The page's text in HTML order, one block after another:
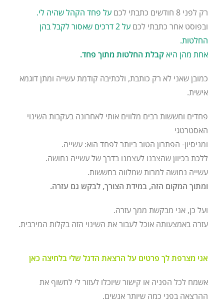
רק לפני 8 חודשים כתבתי לכם
על פחד הקהל שהיה לי.
ובפוסט אחר כתבתי לכם
על 2 דרכים שאסור לקבל בהן
החלטות.
אחת מהן היאקבלת החלטות מתוך פחד.
כמובן שאני לא רק כותבת, ולכתיבה קודמת עשייה ומתן דוגמא
אישית.
פחדים וחששות רבים מלווים אותי לאחרונה בעקבות השינוי
האסטרטגי
ומניסיון- הפתרון הטוב ביותר לפחד הוא: עשייה.
ללכת בכיוון שהצבנו לעצמנו בדרך של עשייה נחושה.
עשייה נחושה למרות שמלווה בחששות.
ומתוך המקום הזה, במידת הצורך, לבקש גם עזרה.
ועל כן, אני מבקשת ממך עזרה.
עזרה באמצעותה אוכל לעבור את השינוי הזה בקלות המירבית.
אני מצרפת לך פרטים על הרצאת הדגל שלי בלחיצה כאן
אשמח לכל הפניה או קישור שיוכלו לעזור לי לחשוף את
ההרצאה בפני כמה שיותר אנשים.